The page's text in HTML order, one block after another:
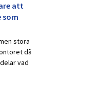
att
som
stora
då
vad